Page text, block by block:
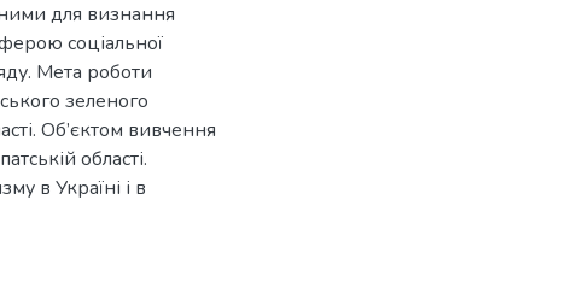
для визнання
соціальної
Мета роботи
зеленого
Об’єктом вивчення
області.
в Україні і в